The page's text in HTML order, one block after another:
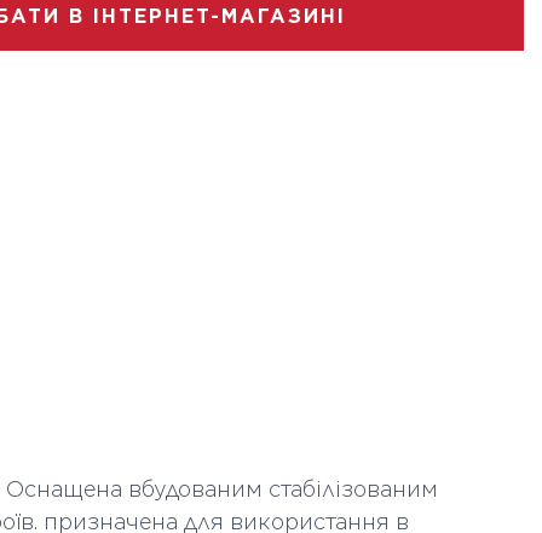
20000
В ІНТЕРНЕТ-МАГАЗИНІ
вбудованим стабілізованим
призначена для використання в